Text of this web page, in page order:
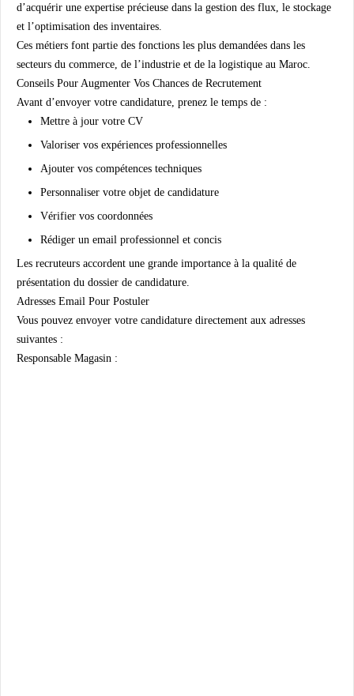
d’acquérir une expertise précieuse dans la gestion des flux, le stockage
et l’optimisation des inventaires.
Ces métiers font partie des fonctions les plus demandées dans les
secteurs du commerce, de l’industrie et de la logistique au Maroc.
Conseils Pour Augmenter Vos Chances de Recrutement
Avant d’envoyer votre candidature, prenez le temps de :
Mettre à jour votre CV
Valoriser vos expériences professionnelles
Ajouter vos compétences techniques
Personnaliser votre objet de candidature
Vérifier vos coordonnées
Rédiger un email professionnel et concis
Les recruteurs accordent une grande importance à la qualité de
présentation du dossier de candidature.
Adresses Email Pour Postuler
Vous pouvez envoyer votre candidature directement aux adresses
suivantes :
Responsable Magasin :